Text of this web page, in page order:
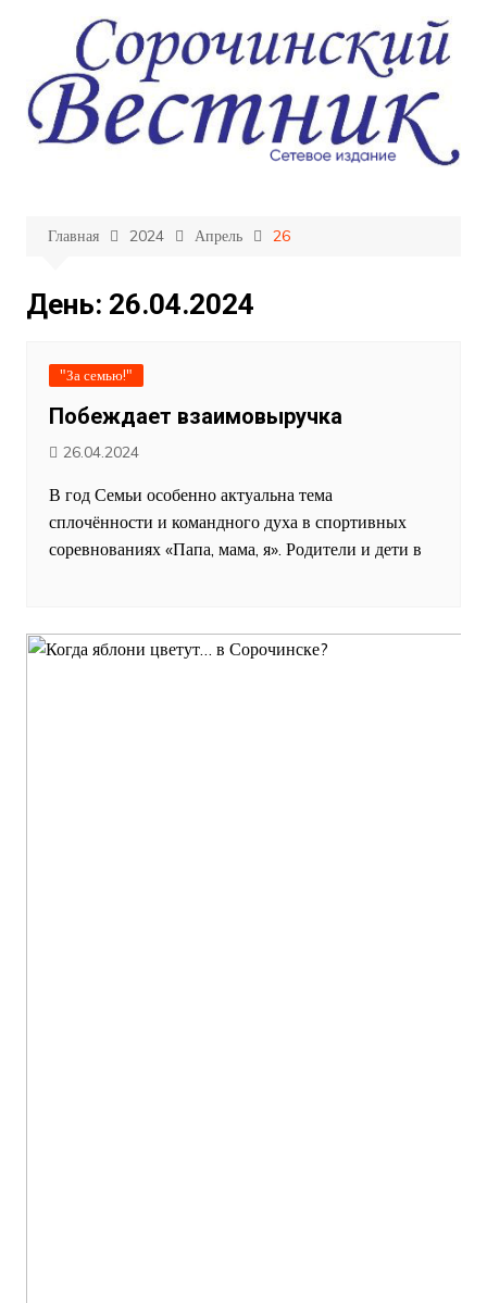
содержимому
Главная 2024 Апрель 26
День: 26.04.2024
"За семью!"
Побеждает взаимовыручка
26.04.2024
В год Семьи особенно актуальна тема
сплочённости и командного духа в спортивных
соревнованиях «Папа, мама, я». Родители и дети в